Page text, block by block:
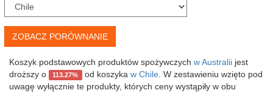
Koszyk podstawowych produktów spożywczych w Australii jest
droższy o
113.27% od koszyka w Chile. W zestawieniu wzięto pod
uwagę wyłącznie te produkty, których ceny wystąpiły w obu